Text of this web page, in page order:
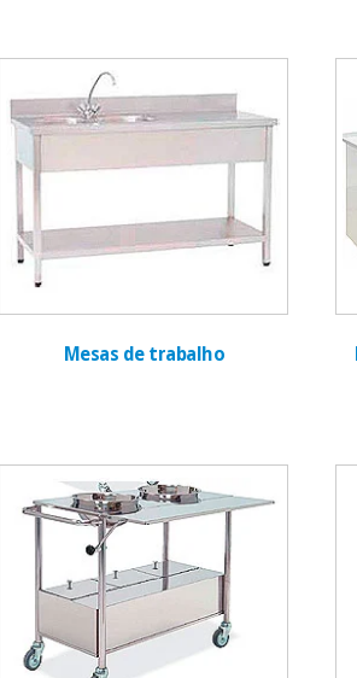
Mesas de trabalho